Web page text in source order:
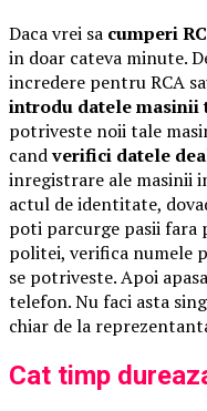
Daca vrei sa cumperi
in doar cateva minute.
incredere pentru RCA
introdu datele masinii
potriveste noii tale
candverifici datele
inregistrare ale masinii
actul de identitate,
poti parcurge pasii fara
politei, verifica numele
se potriveste. Apoi
telefon. Nu faci asta
chiar de la
Cat timp